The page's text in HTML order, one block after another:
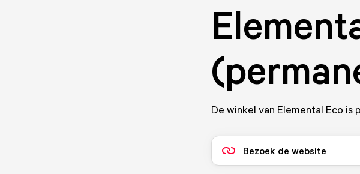
De winkel van Elemental Eco is
Bezoek de website